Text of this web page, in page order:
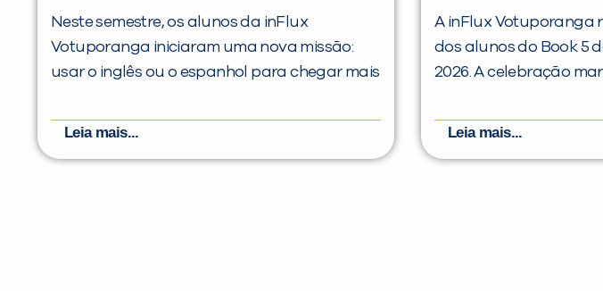
Neste semestre, os alunos da inFlux
Votuporanga iniciaram uma nova missão:
usar o inglês ou o espanhol para chegar mais
Leia mais...
A inFlux Votuporanga
dos alunos do Book 5
2026. A celebração
Leia mais...